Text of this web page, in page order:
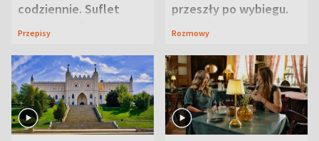
codziennie. Suflet
serowy zachwyca
Przepisy
przeszły po wybiegu.
Te stylizacje
Rozmowy